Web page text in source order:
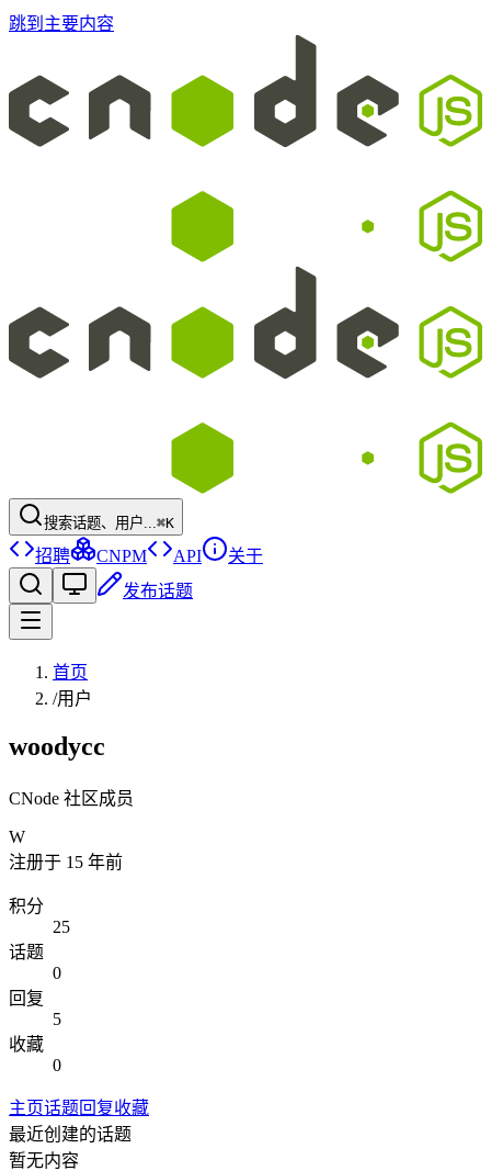
跳到主要内容
搜索话题、用户...⌘K
招聘 CNPM API
关于
发布话题
首页
/用户
woodycc
CNode 社区成员
W
注册于 15 年前
积分
25
话题
0
回复
5
收藏
0
主页话题回复收藏
最近创建的话题
暂无内容